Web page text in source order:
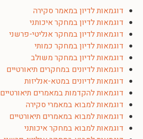
דוגמאות לדיון במאמר סקירה
דוגמאות לדיון במחקר איכותני
דוגמאות לדיון במחקר אנליטי-פרשני
דוגמאות לדיון במחקר כמותי
דוגמאות לדיון במחקר משולב
דוגמאות לדיונים במחקרים תיאורטיים
דוגמאות לדיונים במטא-אנליזות
דוגמאות להקדמות במאמרים תיאורטיים
דוגמאות למבוא במאמרי סקירה
דוגמאות למבוא במאמרים תיאורטיים
דוגמאות למבוא במחקר איכותני